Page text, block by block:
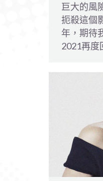
巨大的風
扼殺這個
年，期待
2021再度